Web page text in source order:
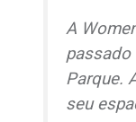
A
passado
Parque.
seu